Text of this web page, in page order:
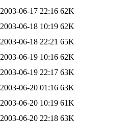
2003-06-17 22:16 62K
2003-06-18 10:19 62K
2003-06-18 22:21 65K
2003-06-19 10:16 62K
2003-06-19 22:17 63K
2003-06-20 01:16 63K
2003-06-20 10:19 61K
2003-06-20 22:18 63K